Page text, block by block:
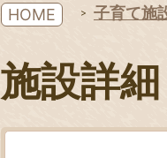
HOME 子育て施
施設詳細